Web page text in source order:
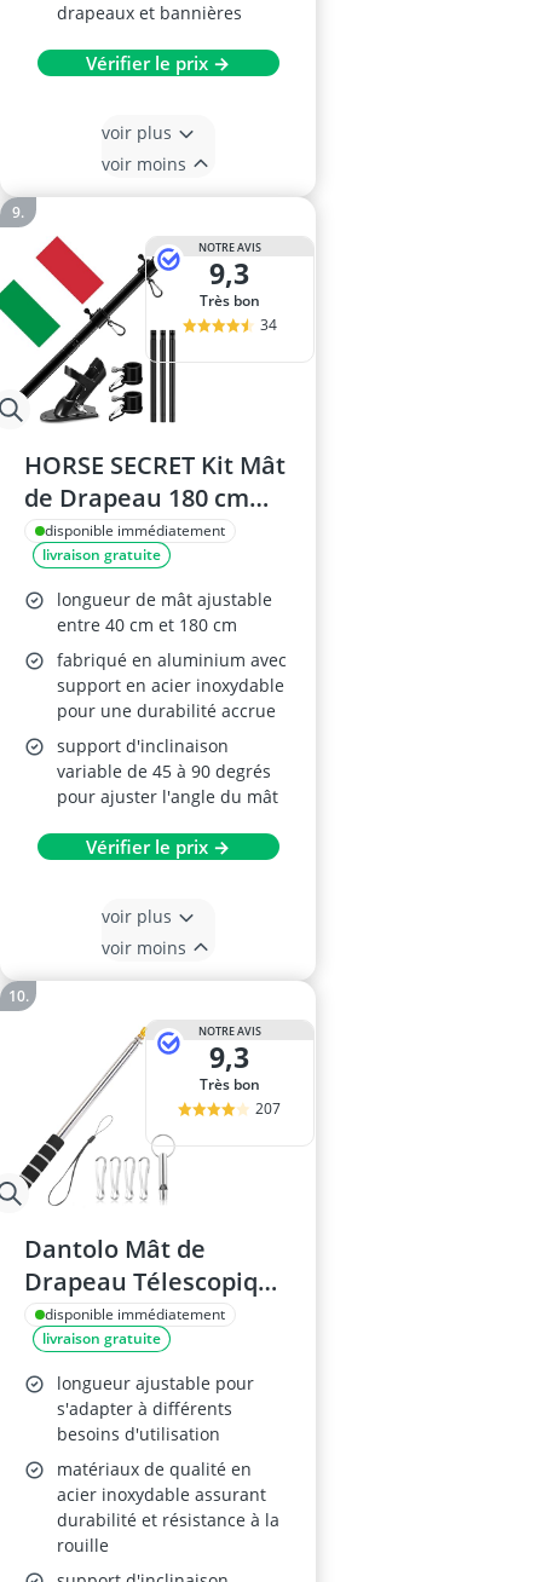
drapeaux et bannières
Vérifier le prix →
voir plus
voir moins
NOTRE AVIS
9,3
Très bon
34
HORSE SECRET Kit Mât
de Drapeau 180 cm
avec Drapeau Italien
disponible immédiatement
livraison gratuite
longueur de mât ajustable
entre 40 cm et 180 cm
fabriqué en aluminium avec
support en acier inoxydable
pour une durabilité accrue
support d'inclinaison
variable de 45 à 90 degrés
pour ajuster l'angle du mât
Vérifier le prix →
voir plus
voir moins
NOTRE AVIS
9,3
Très bon
207
Dantolo Mât de
Drapeau Télescopique
2,5 m
disponible immédiatement
livraison gratuite
longueur ajustable pour
s'adapter à différents
besoins d'utilisation
matériaux de qualité en
acier inoxydable assurant
durabilité et résistance à la
rouille